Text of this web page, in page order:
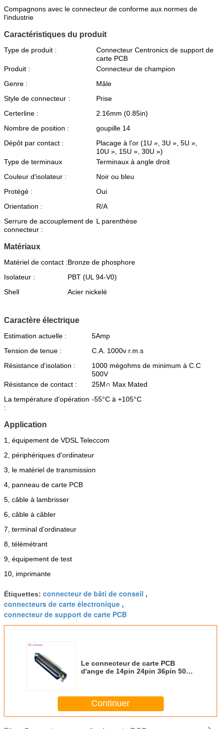
Compagnons avec le connecteur de conforme aux normes de
l'industrie
Caractéristiques du produit
Type de produit :
Connecteur Centronics de support de
carte PCB
Produit :
Connecteur de champion
Genre :
Mâle
Style de connecteur :
Prise
Certerline :
2.16mm (0.85in)
Nombre de position :
goupille 14
Dépôt par contact :
Placage à l'or (1U », 3U », 5U »,
10U », 15U », 30U »)
Type de terminaux
Terminaux à angle droit
Couleur d'isolateur :
Noir ou bleu
Protégé :
Oui
Orientation :
R/A
Serrure de accouplement de
connecteur :
L parenthèse
Matériaux
Matériel de contact :Bronze de phosphore
Isolateur :
PBT (UL 94-V0)
Shell
Acier nickelé
Caractère électrique
Estimation actuelle :
5Amp
Tension de tenue :
C.A. 1000v r.m.s
Résistance d'isolation :
1000 mégohms de minimum à C.C
500V
Résistance de contact :
25M∩ Max Mated
La température d'opération
:
-55°C à +105°C
Application
1, équipement de VDSL Teleccom
2, périphériques d'ordinateur
3, le matériel de transmission
4, panneau de carte PCB
5, câble à lambrisser
6, câble à câbler
7, terminal d'ordinateur
8, télémétrant
9, équipement de test
10, imprimante
Étiquettes: connecteur de bâti de conseil ,
connecteurs de carte électronique ,
connecteur de support de carte PCB
Le connecteur de carte PCB
d'ange de 14pin 24pin 36pin 50
Continuer